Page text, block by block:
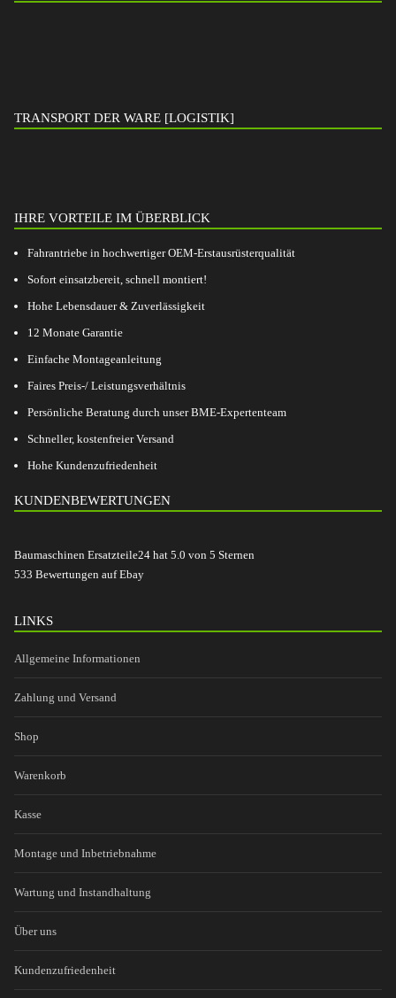
TRANSPORT DER WARE [LOGISTIK]
IHRE VORTEILE IM ÜBERBLICK
Fahrantriebe in hochwertiger OEM-Erstausrüsterqualität
Sofort einsatzbereit, schnell montiert!
Hohe Lebensdauer & Zuverlässigkeit
12 Monate Garantie
Einfache Montageanleitung
Faires Preis-/ Leistungsverhältnis
Persönliche Beratung durch unser BME-Expertenteam
Schneller, kostenfreier Versand
Hohe Kundenzufriedenheit
KUNDENBEWERTUNGEN
Baumaschinen Ersatzteile24 hat 5.0 von 5 Sternen
533 Bewertungen auf Ebay
LINKS
Allgemeine Informationen
Zahlung und Versand
Shop
Warenkorb
Kasse
Montage und Inbetriebnahme
Wartung und Instandhaltung
Über uns
Kundenzufriedenheit